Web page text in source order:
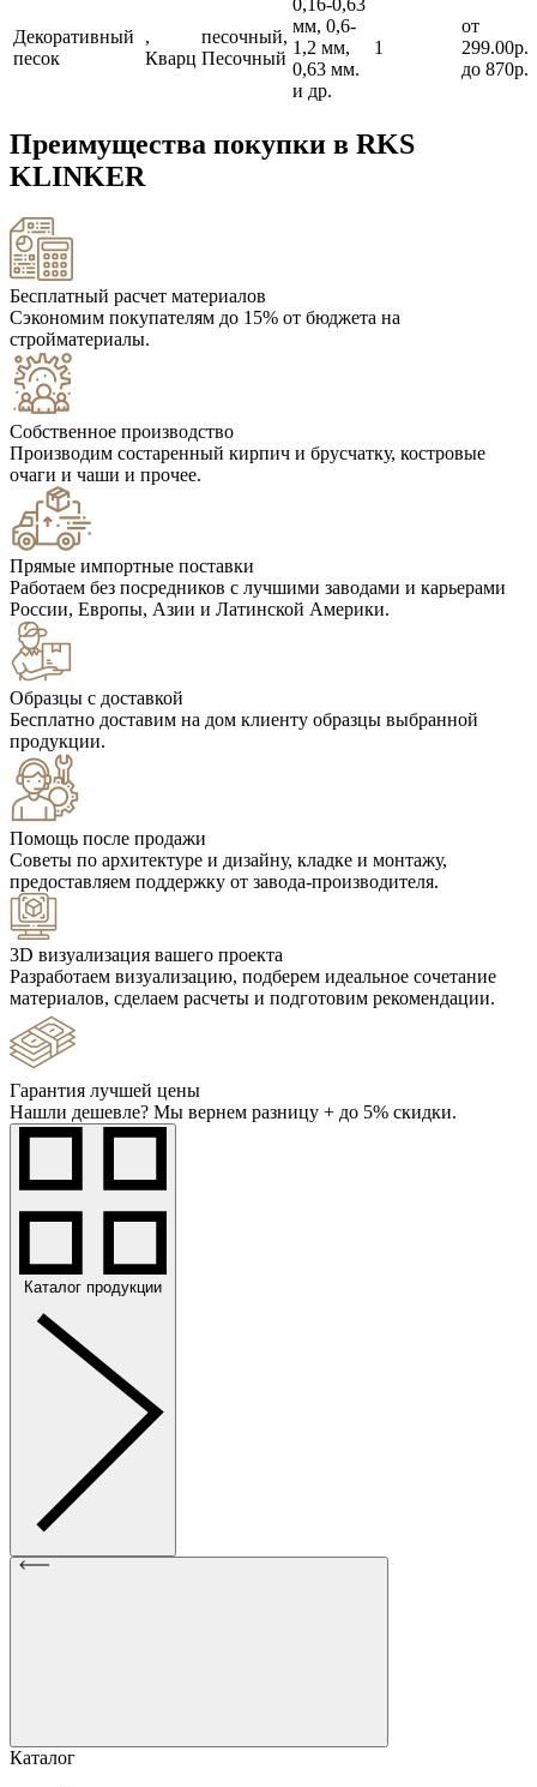
Декоративный
песок
,
Кварц
песочный,
Песочный
мм, 0,6-
1,2 мм,
0,63 мм.
и др.
1
от
299.00р.
до 870р.
Преимущества покупки в RKS
KLINKER
Бесплатный расчет материалов
Сэкономим покупателям до 15% от бюджета на
стройматериалы.
Собственное производство
Производим состаренный кирпич и брусчатку, костровые
очаги и чаши и прочее.
Прямые импортные поставки
Работаем без посредников с лучшими заводами и карьерами
России, Европы, Азии и Латинской Америки.
Образцы с доставкой
Бесплатно доставим на дом клиенту образцы выбранной
продукции.
Помощь после продажи
Советы по архитектуре и дизайну, кладке и монтажу,
предоставляем поддержку от завода-производителя.
3D визуализация вашего проекта
Разработаем визуализацию, подберем идеальное сочетание
материалов, сделаем расчеты и подготовим рекомендации.
Гарантия лучшей цены
Нашли дешевле? Мы вернем разницу + до 5% скидки.
Каталог продукции
Каталог